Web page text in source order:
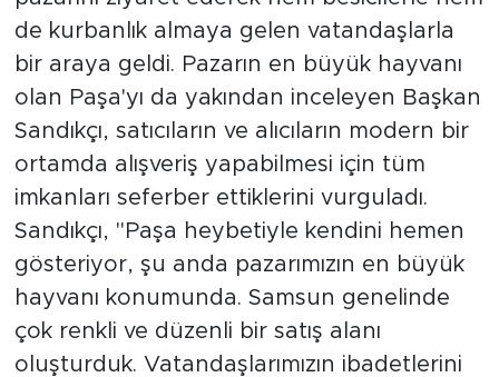
de kurbanlık almaya gelen vatandaşlarla
bir araya geldi. Pazarın en büyük hayvanı
olan Paşa'yı da yakından inceleyen Başkan
Sandıkçı, satıcıların ve alıcıların modern bir
ortamda alışveriş yapabilmesi için tüm
imkanları seferber ettiklerini vurguladı.
Sandıkçı, "Paşa heybetiyle kendini hemen
gösteriyor, şu anda pazarımızın en büyük
hayvanı konumunda. Samsun genelinde
çok renkli ve düzenli bir satış alanı
oluşturduk. Vatandaşlarımızın ibadetlerini